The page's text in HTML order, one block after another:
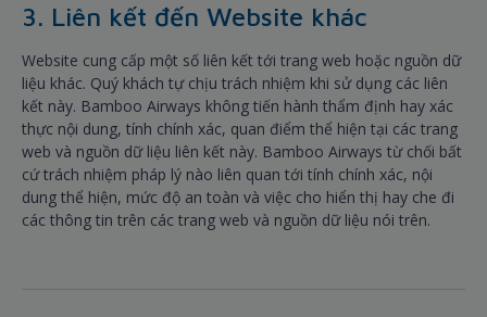
3. Liên kết đến Website khác
Website cung cấp một số liên kết tới trang web hoặc nguồn dữ
liệu khác. Quý khách tự chịu trách nhiệm khi sử dụng các liên
kết này. Bamboo Airways không tiến hành thẩm định hay xác
thực nội dung, tính chính xác, quan điểm thể hiện tại các trang
web và nguồn dữ liệu liên kết này. Bamboo Airways từ chối bất
cứ trách nhiệm pháp lý nào liên quan tới tính chính xác, nội
dung thể hiện, mức độ an toàn và việc cho hiển thị hay che đi
các thông tin trên các trang web và nguồn dữ liệu nói trên.